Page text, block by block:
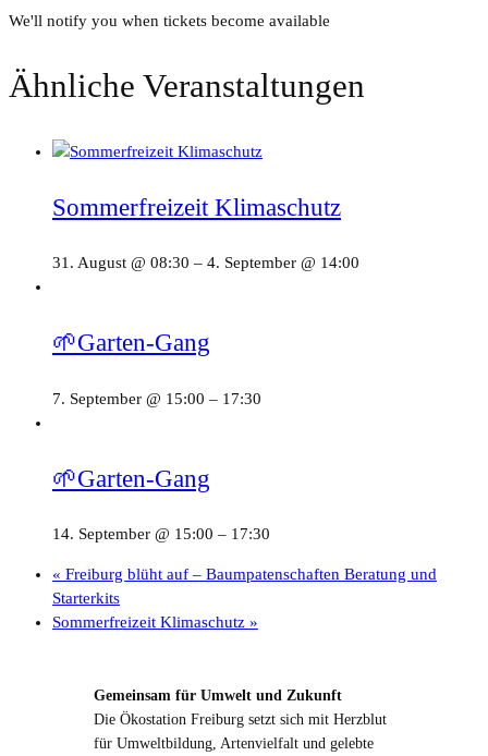
We'll notify you when tickets become available
Ähnliche Veranstaltungen
Sommerfreizeit Klimaschutz
31. August @ 08:30 – 4. September @ 14:00
🌱Garten-Gang
7. September @ 15:00 – 17:30
🌱Garten-Gang
14. September @ 15:00 – 17:30
« Freiburg blüht auf – Baumpatenschaften Beratung und
Starterkits
Sommerfreizeit Klimaschutz »
Gemeinsam für Umwelt und Zukunft
Die Ökostation Freiburg setzt sich mit Herzblut
für Umweltbildung, Artenvielfalt und gelebte